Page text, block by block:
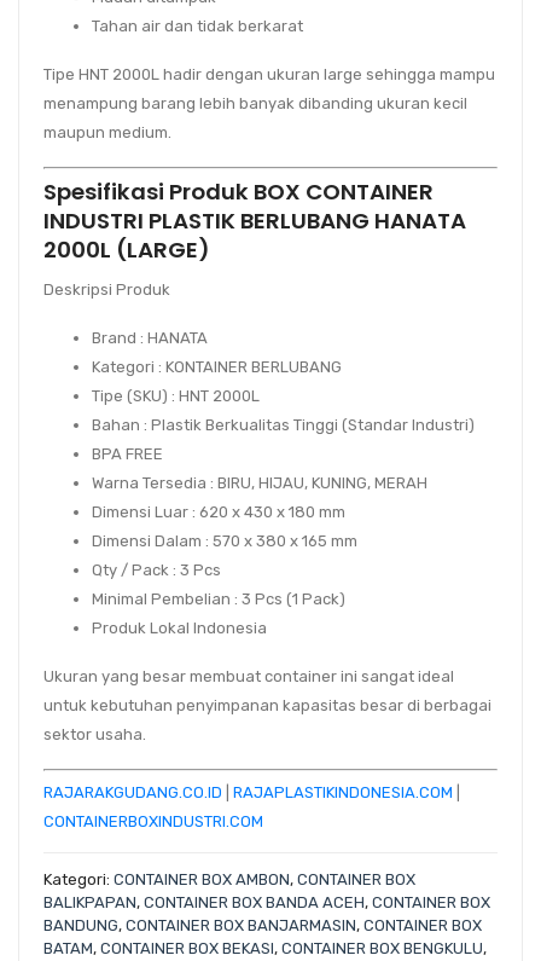
Tahan air dan tidak berkarat
Tipe HNT 2000L hadir dengan ukuran large sehingga mampu
menampung barang lebih banyak dibanding ukuran kecil
maupun medium.
Spesifikasi Produk BOX CONTAINER
INDUSTRI PLASTIK BERLUBANG HANATA
2000L (LARGE)
Deskripsi Produk
Brand : HANATA
Kategori : KONTAINER BERLUBANG
Tipe (SKU) : HNT 2000L
Bahan : Plastik Berkualitas Tinggi (Standar Industri)
BPA FREE
Warna Tersedia : BIRU, HIJAU, KUNING, MERAH
Dimensi Luar : 620 x 430 x 180 mm
Dimensi Dalam : 570 x 380 x 165 mm
Qty / Pack : 3 Pcs
Minimal Pembelian : 3 Pcs (1 Pack)
Produk Lokal Indonesia
Ukuran yang besar membuat container ini sangat ideal
untuk kebutuhan penyimpanan kapasitas besar di berbagai
sektor usaha.
RAJARAKGUDANG.CO.ID RAJAPLASTIKINDONESIA.COM
CONTAINERBOXINDUSTRI.COM
Kategori: CONTAINER BOX AMBON, CONTAINER BOX
BALIKPAPAN, CONTAINER BOX BANDA ACEH, CONTAINER BOX
BANDUNG, CONTAINER BOX BANJARMASIN, CONTAINER BOX
BATAM, CONTAINER BOX BEKASI, CONTAINER BOX BENGKULU,